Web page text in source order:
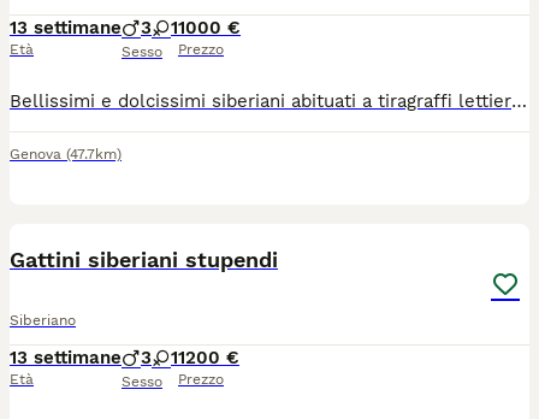
13 settimane
Età
3 1
Sesso
1000 €
Prezzo
Bellissimi e dolcissimi siberiani abituati a tiragraffi lettiera sono 4 3 maschi ed una femmina Norma Nathan Never e Noah il prezzo sarà divisibile in tre trance la prima alla prenotazione la seconda al primo vaccino la terza al ritiro
Genova (47.7km)
Gattini siberiani stupendi
Siberiano
13 settimane
Età
3 1
Sesso
1200 €
Prezzo